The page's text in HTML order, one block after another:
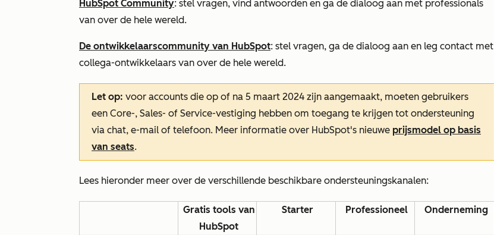
HubSpot Community: stel vragen, vind antwoorden en ga de dialoog aan met professionals
van over de hele wereld.
De ontwikkelaarscommunity van HubSpot: stel vragen, ga de dialoog aan en leg contact met
collega-ontwikkelaars van over de hele wereld.
Let op: voor accounts die op of na 5 maart 2024 zijn aangemaakt, moeten gebruikers
een Core-, Sales- of Service-vestiging hebben om toegang te krijgen tot ondersteuning
via chat, e-mail of telefoon. Meer informatie over HubSpot's nieuwe prijsmodel op basis
van seats.
Lees hieronder meer over de verschillende beschikbare ondersteuningskanalen:
Gratis tools van
HubSpot
Starter Professioneel Onderneming